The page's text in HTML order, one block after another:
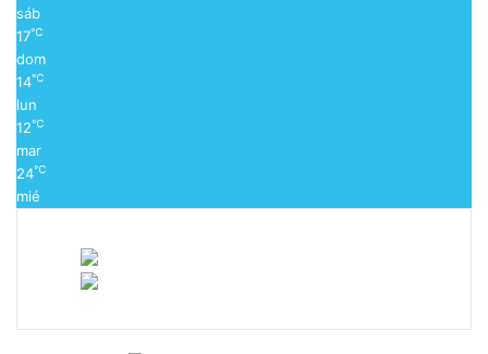
sáb
17℃
dom
14℃
lun
12℃
mar
24℃
mié